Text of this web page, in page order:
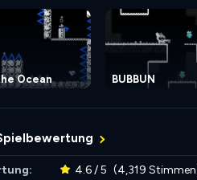
Ocean BUBBUN
4.6 / 5 (4,319